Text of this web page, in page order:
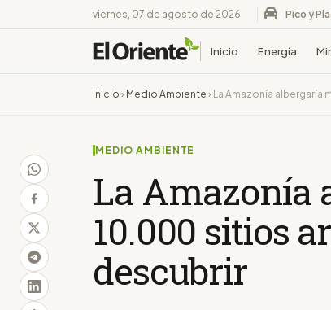
viernes, 07 de agosto de 2026 Pico y
Inicio Energía
Inicio › Medio Ambiente › La Amazonía
MEDIO AMBIENTE
La Amazonía
10.000 sitios
descubrir